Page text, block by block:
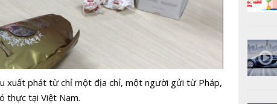
xuất phát từ chỉ một địa chỉ, một người gửi từ Pháp,
thực tại Việt Nam.